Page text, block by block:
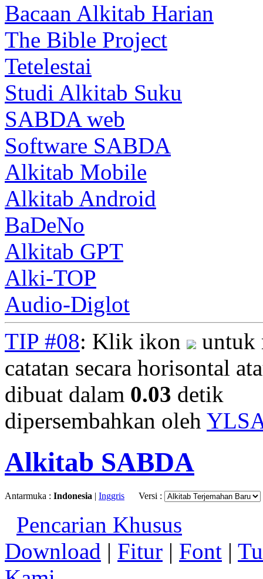
Bacaan Alkitab Harian
The Bible Project
Tetelestai
Studi Alkitab Suku
SABDA web
Software SABDA
Alkitab Mobile
Alkitab Android
BaDeNo
Alkitab GPT
Alki-TOP
Audio-Diglot
TIP #08: Klik ikon
untuk
catatan secara horisontal
dibuat dalam 0.03 detik
dipersembahkan oleh
Alkitab SABDA
Antarmuka : Indonesia | Inggris Versi :
Pencarian Khusus
Download | Fitur | Font |